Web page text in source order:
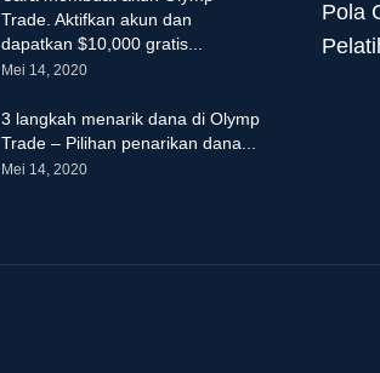
Trade. Aktifkan akun dan
dapatkan $10,000 gratis...
Mei 14, 2020
3 langkah menarik dana di Olymp
Trade – Pilihan penarikan dana...
Mei 14, 2020
Pola